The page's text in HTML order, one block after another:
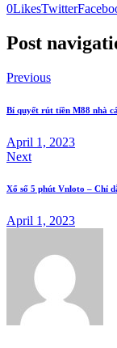
0LikesTwitter
Post
Previous
Bí quyết rút tiền M88 nhà
April 1, 2023
Next
Xổ số 5 phút Vnloto – Chỉ
April 1, 2023